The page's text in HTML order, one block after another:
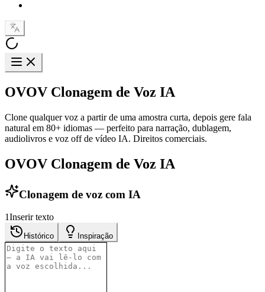
OVOV Clonagem de Voz IA
Clone qualquer voz a partir de uma amostra curta, depois gere fala
natural em 80+ idiomas — perfeito para narração, dublagem,
audiolivros e voz off de vídeo IA. Direitos comerciais.
OVOV Clonagem de Voz IA
Clonagem de voz com IA
1Inserir texto
Histórico Inspiração